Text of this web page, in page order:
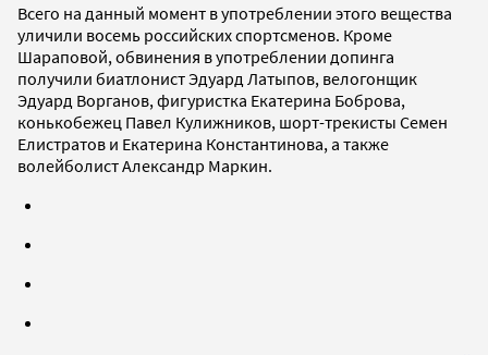
Всего на данный момент в употреблении этого вещества
уличили восемь российских спортсменов. Кроме
Шараповой, обвинения в употреблении допинга
получили биатлонист Эдуард Латыпов, велогонщик
Эдуард Ворганов, фигуристка Екатерина Боброва,
конькобежец Павел Кулижников, шорт-трекисты Семен
Елистратов и Екатерина Константинова, а также
волейболист Александр Маркин.